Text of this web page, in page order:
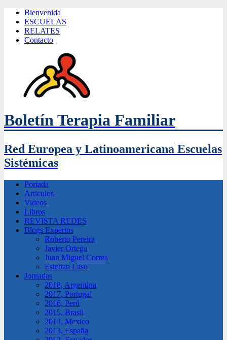
Bienvenida
ESCUELAS
RELATES
Contacto
Boletín Terapia Familiar
Red Europea y Latinoamericana Escuelas
Sistémicas
Portada
Articulos
Videos
Libros
REVISTA REDES
Blogs Expertos
Roberto Pereira
Javier Ortega
Juan Miguel Correa
Esteban Laso
Jornadas
2018, Argentina
2017, Portugal
2016, Perú
2015, Brasil
2014, Mexico
2013, España